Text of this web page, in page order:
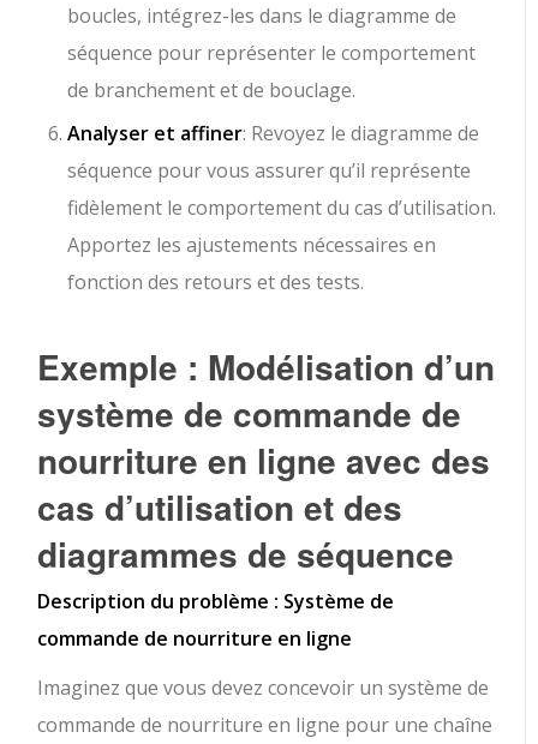
boucles, intégrez-les dans le diagramme de
séquence pour représenter le comportement
de branchement et de bouclage.
Analyser et affiner: Revoyez le diagramme de
séquence pour vous assurer qu’il représente
fidèlement le comportement du cas d’utilisation.
Apportez les ajustements nécessaires en
fonction des retours et des tests.
Exemple : Modélisation d’un
système de commande de
nourriture en ligne avec des
cas d’utilisation et des
diagrammes de séquence
Description du problème : Système de
commande de nourriture en ligne
Imaginez que vous devez concevoir un système de
commande de nourriture en ligne pour une chaîne